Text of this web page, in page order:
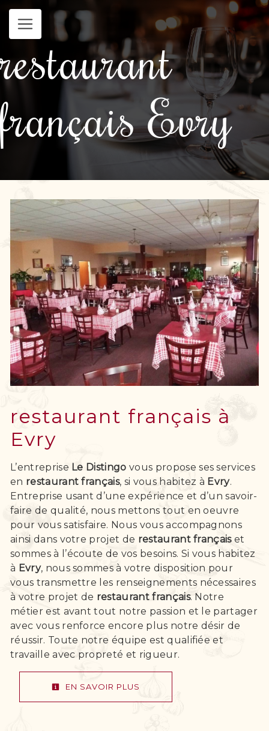
restaurant
français Evry
restaurant français à
Evry
L’entreprise Le Distingo vous propose ses services
en restaurant français, si vous habitez à Evry.
Entreprise usant d’une expérience et d’un savoir-
faire de qualité, nous mettons tout en oeuvre
pour vous satisfaire. Nous vous accompagnons
ainsi dans votre projet de restaurant françaiset
sommes à l’écoute de vos besoins. Si vous habitez
à Evry, nous sommes à votre disposition pour
vous transmettre les renseignements nécessaires
à votre projet de restaurant français. Notre
métier est avant tout notre passion et le partager
avec vous renforce encore plus notre désir de
réussir. Toute notre équipe est qualifiée et
travaille avec propreté et rigueur.
EN SAVOIR PLUS
Panneau de gestion des cookies